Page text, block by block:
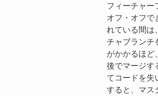
フィーチャー
オフ・オフで
れている間は
チャブランチ
がかかるほど
後でマージす
てコードを失
すると、マス